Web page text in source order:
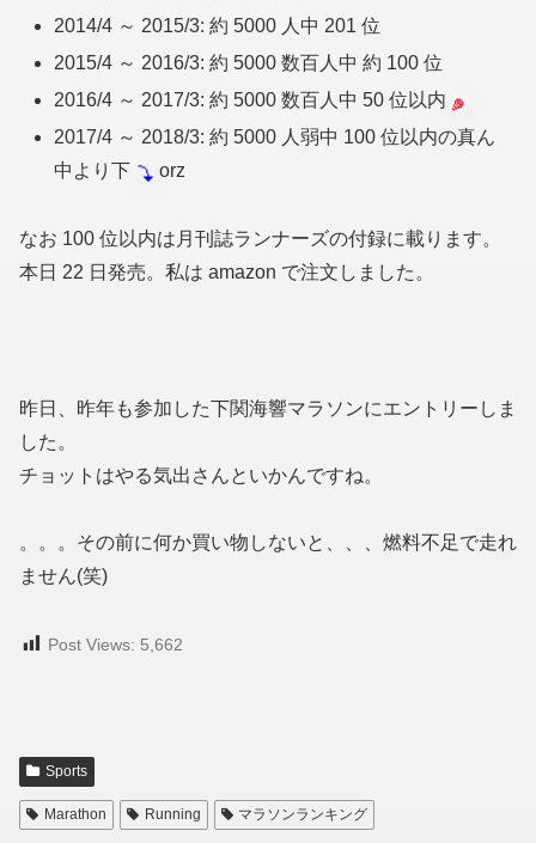
2014/4 ～ 2015/3: 約 5000 人中 201 位
2015/4 ～ 2016/3: 約 5000 数百人中 約 100 位
2016/4 ～ 2017/3: 約 5000 数百人中 50 位以内
2017/4 ～ 2018/3: 約 5000 人弱中 100 位以内の真ん
中より下
orz
なお 100 位以内は月刊誌ランナーズの付録に載ります。
本日 22 日発売。私は amazon で注文しました。
昨日、昨年も参加した下関海響マラソンにエントリーしま
した。
チョットはやる気出さんといかんですね。
。。。その前に何か買い物しないと、、、燃料不足で走れ
ません(笑)
Post Views: 5,662
Sports
Marathon Running マラソンランキング